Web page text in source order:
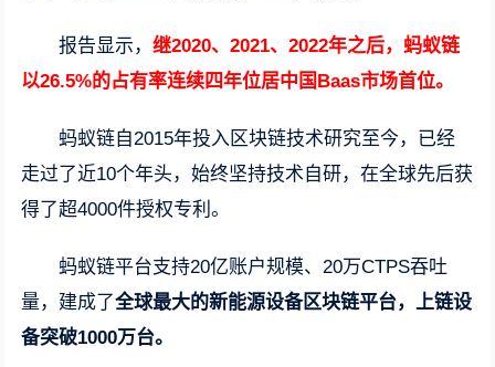
报告显示，继2020、2021、2022年之后，蚂蚁链
以26.5%的占有率连续四年位居中国Baas市场首位。
蚂蚁链自2015年投入区块链技术研究至今，已经
走过了近10个年头，始终坚持技术自研，在全球先后获
得了超4000件授权专利。
蚂蚁链平台支持20亿账户规模、20万CTPS吞吐
量，建成了全球最大的新能源设备区块链平台，上链设
备突破1000万台。